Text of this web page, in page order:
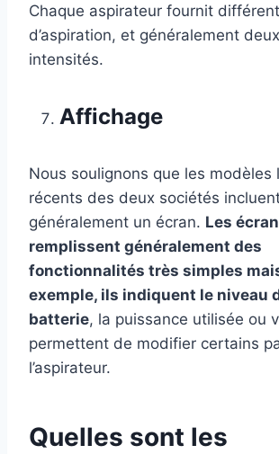
Chaque aspirateur fournit
d’aspiration, et généralement
intensités.
Affichage
Nous soulignons que les modèles
récents des deux sociétés
généralement un écran. Les
remplissent généralement des
fonctionnalités très simples
exemple, ils indiquent le niveau
batterie, la puissance utilisée ou
permettent de modifier certains
l’aspirateur.
Quelles sont les